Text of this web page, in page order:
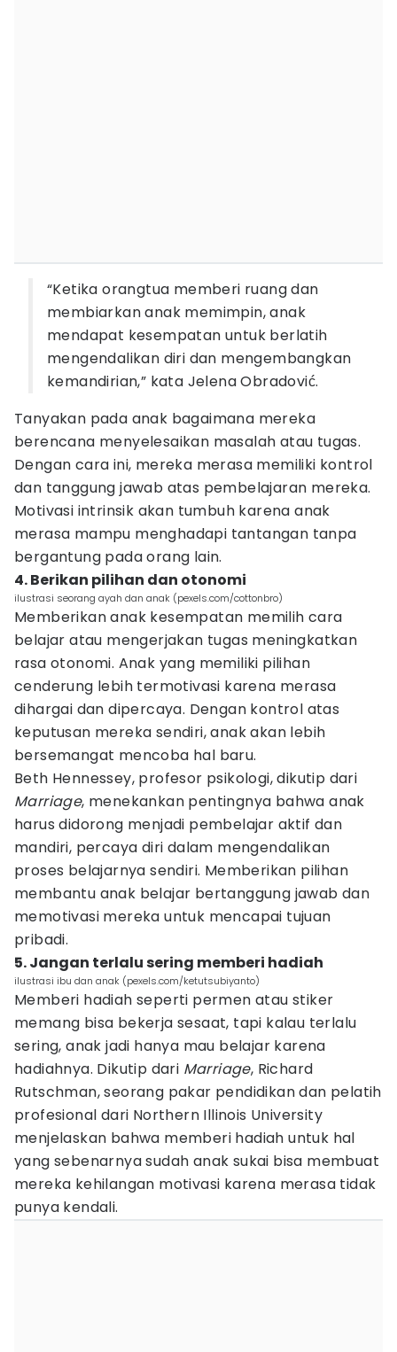
“Ketika orangtua memberi ruang dan
membiarkan anak memimpin, anak
mendapat kesempatan untuk berlatih
mengendalikan diri dan mengembangkan
kemandirian,” kata Jelena Obradović.
Tanyakan pada anak bagaimana mereka
berencana menyelesaikan masalah atau tugas.
Dengan cara ini, mereka merasa memiliki kontrol
dan tanggung jawab atas pembelajaran mereka.
Motivasi intrinsik akan tumbuh karena anak
merasa mampu menghadapi tantangan tanpa
bergantung pada orang lain.
4. Berikan pilihan dan otonomi
ilustrasi seorang ayah dan anak (pexels.com/cottonbro)
Memberikan anak kesempatan memilih cara
belajar atau mengerjakan tugas meningkatkan
rasa otonomi. Anak yang memiliki pilihan
cenderung lebih termotivasi karena merasa
dihargai dan dipercaya. Dengan kontrol atas
keputusan mereka sendiri, anak akan lebih
bersemangat mencoba hal baru.
Beth Hennessey, profesor psikologi, dikutip dari
Marriage, menekankan pentingnya bahwa anak
harus didorong menjadi pembelajar aktif dan
mandiri, percaya diri dalam mengendalikan
proses belajarnya sendiri. Memberikan pilihan
membantu anak belajar bertanggung jawab dan
memotivasi mereka untuk mencapai tujuan
pribadi.
5. Jangan terlalu sering memberi hadiah
ilustrasi ibu dan anak (pexels.com/ketutsubiyanto)
Memberi hadiah seperti permen atau stiker
memang bisa bekerja sesaat, tapi kalau terlalu
sering, anak jadi hanya mau belajar karena
hadiahnya. Dikutip dari Marriage, Richard
Rutschman, seorang pakar pendidikan dan pelatih
profesional dari Northern Illinois University
menjelaskan bahwa memberi hadiah untuk hal
yang sebenarnya sudah anak sukai bisa membuat
mereka kehilangan motivasi karena merasa tidak
punya kendali.